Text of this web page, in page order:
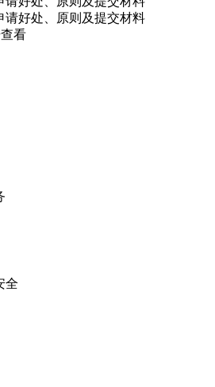
请好处、原则及提交材料
看
全